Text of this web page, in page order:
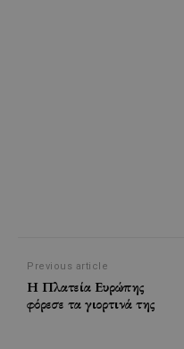
Previous article
Η Πλατεία Ευρώπης
φόρεσε τα γιορτινά της